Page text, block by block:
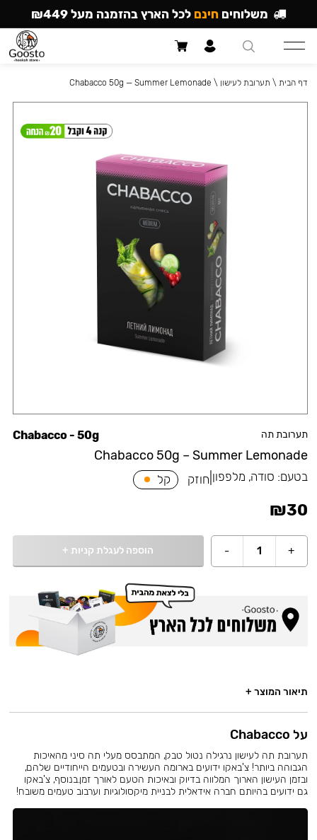
תערובת תה
Chabacco 50g – Summer Lemonade
Chabacco - 50g
בטעם: סודה, מלפפון חוזק קל
₪30
+
1
- הוספה לעגלת קניות +
דף הבית \ תערובת לעישון \
Chabacco 50g — Summer Lemonade
תיאור המוצר +
על Chabacco
תערובת תה לעישון נרגילה נטול טבק, המתבסס מעלי תה סיני מהאיכות
הגבוהה ביותר! צ'באקו ידועים בארומה העשירה ובטעמים הייחודיים שלהם,
ובזמן העישון הארוך המלווה בדיוק ובאיכות הטעם לאורך זמן.בנוסף, צ'באקו
גם ידועים בהיותם חברה אידאלית לבניית מיקסולוגיות וערבוב טעמים משובח!
משלוחים חינם לכל הארץ בהזמנה מעל ₪449